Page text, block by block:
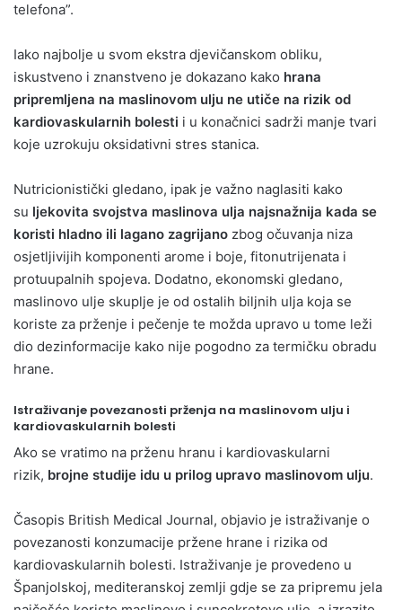
telefona”.
Iako najbolje u svom ekstra djevičanskom obliku,
iskustveno i znanstveno je dokazano kako hrana
pripremljena na maslinovom ulju ne utiče na rizik od
kardiovaskularnih bolesti i u konačnici sadrži manje tvari
koje uzrokuju oksidativni stres stanica.
Nutricionistički gledano, ipak je važno naglasiti kako
su ljekovita svojstva maslinova ulja najsnažnija kada se
koristi hladno ili lagano zagrijano zbog očuvanja niza
osjetljivijih komponenti arome i boje, fitonutrijenata i
protuupalnih spojeva. Dodatno, ekonomski gledano,
maslinovo ulje skuplje je od ostalih biljnih ulja koja se
koriste za prženje i pečenje te možda upravo u tome leži
dio dezinformacije kako nije pogodno za termičku obradu
hrane.
Istraživanje povezanosti prženja na maslinovom ulju i
kardiovaskularnih bolesti
Ako se vratimo na prženu hranu i kardiovaskularni
rizik, brojne studije idu u prilog upravo maslinovom ulju.
Časopis British Medical Journal, objavio je istraživanje o
povezanosti konzumacije pržene hrane i rizika od
kardiovaskularnih bolesti. Istraživanje je provedeno u
Španjolskoj, mediteranskoj zemlji gdje se za pripremu jela